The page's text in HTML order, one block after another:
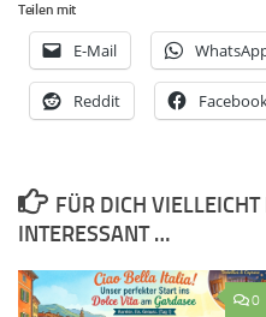
Teilen mit
E-Mail
Reddit
FÜR DICH
INTERESSANT …
0